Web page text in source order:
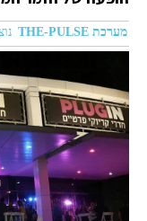
מערכת THE-PULSE נוצר ב